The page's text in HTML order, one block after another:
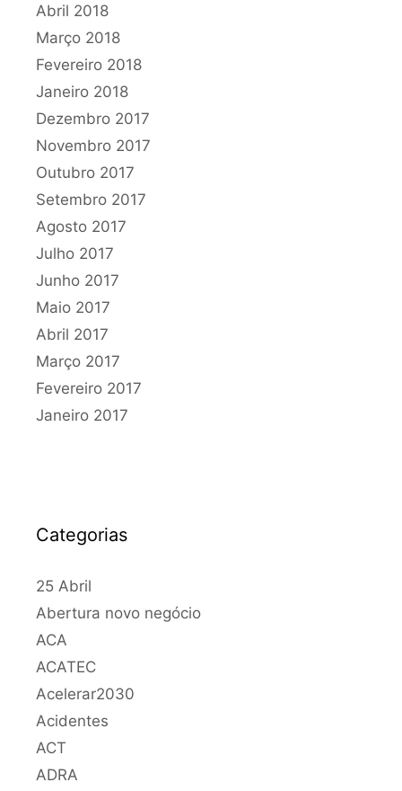
Abril 2018
Março 2018
Fevereiro 2018
Janeiro 2018
Dezembro 2017
Novembro 2017
Outubro 2017
Setembro 2017
Agosto 2017
Julho 2017
Junho 2017
Maio 2017
Abril 2017
Março 2017
Fevereiro 2017
Janeiro 2017
Categorias
25 Abril
Abertura novo negócio
ACA
ACATEC
Acelerar2030
Acidentes
ACT
ADRA